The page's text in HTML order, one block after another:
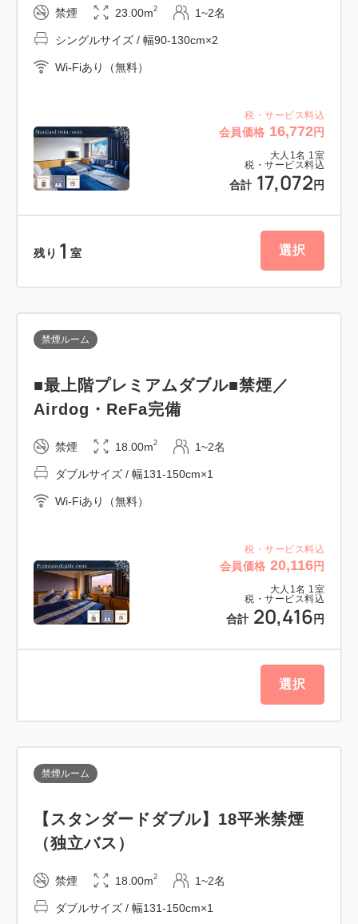
●りくろーおじさんの店 なんば本店（約7分）
焼きたてチーズケーキを食べられるのはここだけ
■朝食のご案内
大阪グルメを味わう「えぇもんビュッフェ」
［営業時間］7:00～10:00（L.O.9:30）
［料金（税込）］大人 2,200円、幼児（0歳～5歳）
無料
ご利用の際は、フロントまでお申し付けください。
━━ご案内━━
・お子様（未就学）の添い寝は1ベッドにつき1名様
まで無料
※お食事、寝具及びアメニティは付いておりません
【大阪府宿泊税】
1名1泊につき下記金額を、チェックインの際に別途
・宿泊料金が5,000円未満 ：無課税
・宿泊料金が15,000円以上20,000円 未満：400円
・宿泊料金が20,000円以上 ：500円
※消費税別金額が対象となります。
税・サービス料込
会員価格 16,772円
大人 1 名 1 室
税・サービス料込
合計 17,072 円
禁煙 23.00m2 1~2名
シングルサイズ / 幅90-130cm×2
Wi-Fiあり（無料）
残り 1 室 選択
税・サービス料込
会員価格 20,116円
大人 1 名 1 室
税・サービス料込
合計 20,416 円
禁煙ルーム
■最上階プレミアムダブル■禁煙／
Airdog・ReFa完備
禁煙 18.00m2 1~2名
ダブルサイズ / 幅131-150cm×1
Wi-Fiあり（無料）
選択
禁煙ルーム
【スタンダードダブル】18平米禁煙
（独立バス）
禁煙 18.00m2 1~2名
ダブルサイズ / 幅131-150cm×1